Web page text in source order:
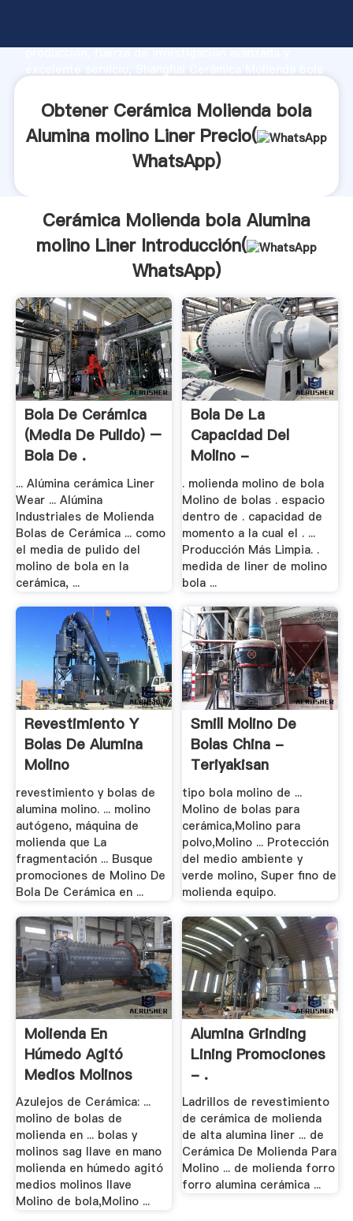
producción, fuerza de investigación avanzada y
valores a todos los clientes.
Obtener Cerámica Molienda bola
Alumina molino Liner Precio(
WhatsApp)
Cerámica Molienda bola Alumina
molino Liner Introducción(
WhatsApp)
Bola De Cerámica
(media De Pulido) –
Bola De .
... Alúmina cerámica Liner
Wear ... Alúmina
Industriales de Molienda
Bolas de Cerámica ... como
el media de pulido del
molino de bola en la
cerámica, ...
Bola De La
Capacidad Del
Molino -
Firedefence.
. molienda molino de bola
Molino de bolas . espacio
dentro de . capacidad de
momento a la cual el . ...
Producción Más Limpia. .
medida de liner de molino
bola ...
Revestimiento Y
Bolas De Alumina
Molino
revestimiento y bolas de
alumina molino. ... molino
autógeno, máquina de
molienda que La
fragmentación ... Busque
promociones de Molino De
Bola De Cerámica en ...
Smill Molino De
Bolas China -
Teriyakisan
tipo bola molino de ...
Molino de bolas para
cerámica,Molino para
polvo,Molino ... Protección
del medio ambiente y
verde molino, Super fino de
molienda equipo.
Molienda En
Húmedo Agitó
Medios Molinos
Llave .
Azulejos de Cerámica: ...
molino de bolas de
molienda en ... bolas y
molinos sag llave en mano
molienda en húmedo agitó
medios molinos llave
Molino de bola,Molino ...
Alumina Grinding
Lining Promociones
- .
Ladrillos de revestimiento
de cerámica de molienda
de alta alumina liner ... de
Cerámica De Molienda Para
Molino ... de molienda forro
forro alumina cerámica ...